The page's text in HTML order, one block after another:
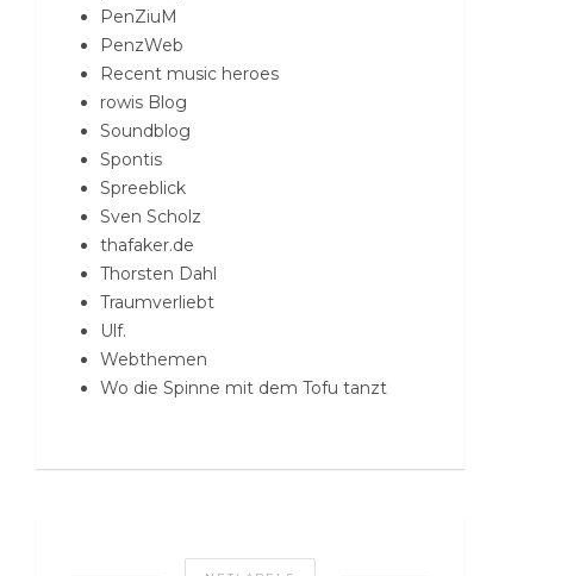
PenZiuM
PenzWeb
Recent music heroes
rowis Blog
Soundblog
Spontis
Spreeblick
Sven Scholz
thafaker.de
Thorsten Dahl
Traumverliebt
Ulf.
Webthemen
Wo die Spinne mit dem Tofu tanzt